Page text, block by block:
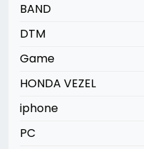
BAND
DTM
Game
HONDA VEZEL
iphone
PC